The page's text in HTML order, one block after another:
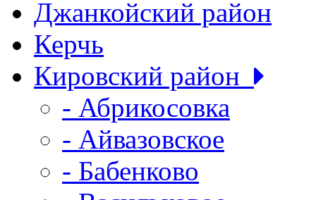
Джанкойский район
Керчь
Кировский район
- Абрикосовка
- Айвазовское
- Бабенково